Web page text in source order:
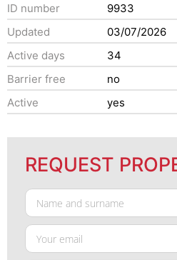
ID number
9933
Updated
03/07/2026
Active days
34
Barrier free
no
Active
yes
REQUEST